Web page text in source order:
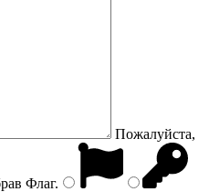
Пожалуйста,
Флаг.